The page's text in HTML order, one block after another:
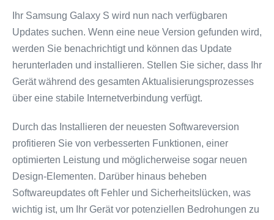
Ihr Samsung Galaxy S wird nun nach verfügbaren
Updates suchen. Wenn eine neue Version gefunden wird,
werden Sie benachrichtigt und können das Update
herunterladen und installieren. Stellen Sie sicher, dass Ihr
Gerät während des gesamten Aktualisierungsprozesses
über eine stabile Internetverbindung verfügt.
Durch das Installieren der neuesten Softwareversion
profitieren Sie von verbesserten Funktionen, einer
optimierten Leistung und möglicherweise sogar neuen
Design-Elementen. Darüber hinaus beheben
Softwareupdates oft Fehler und Sicherheitslücken, was
wichtig ist, um Ihr Gerät vor potenziellen Bedrohungen zu